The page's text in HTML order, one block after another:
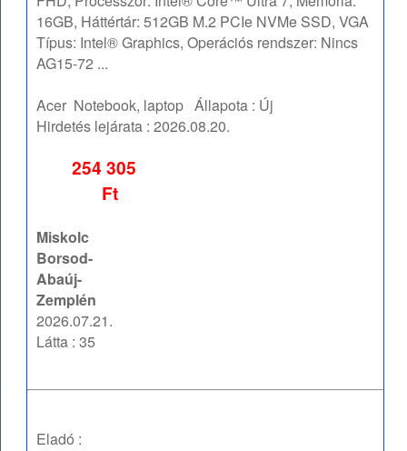
16GB, Háttértár: 512GB M.2 PCIe NVMe SSD, VGA
Típus: Intel® Graphics, Operációs rendszer: Nincs
AG15-72 ...
Acer Notebook, laptop Állapota : Új
Hirdetés lejárata :2026.08.20.
254 305
Ft
Miskolc
Borsod-
Abaúj-
Zemplén
2026.07.21.
Látta : 35
Eladó :